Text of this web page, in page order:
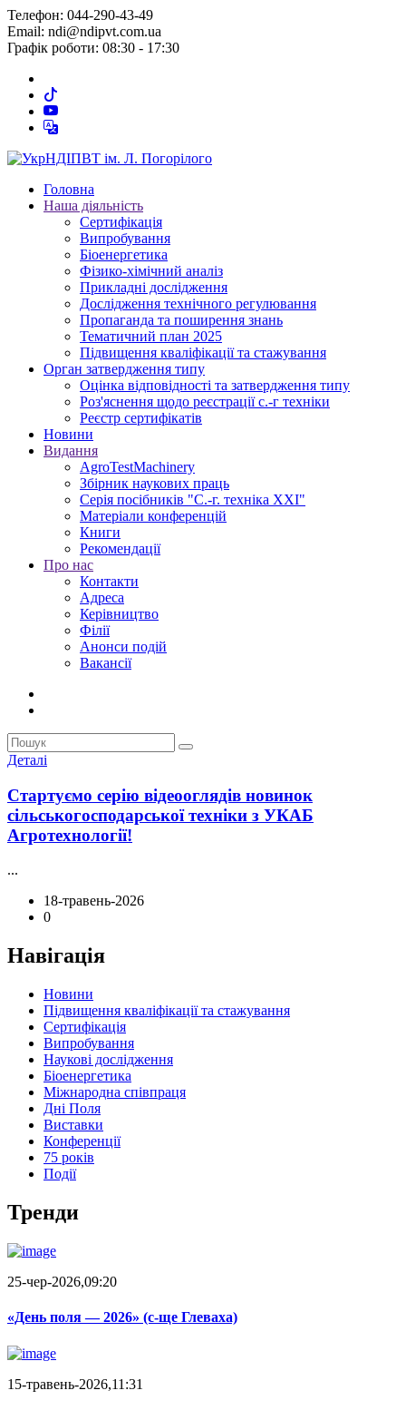
Телефон: 044-290-43-49
Email: ndi@ndipvt.com.ua
Графік роботи: 08:30 - 17:30
Головна
Наша діяльність
Сертифікація
Випробування
Біоенергетика
Фізико-хімічний аналіз
Прикладні дослідження
Дослідження технічного регулювання
Пропаганда та поширення знань
Тематичний план 2025
Підвищення кваліфікації та стажування
Орган затвердження типу
Оцінка відповідності та затвердження типу
Роз'яснення щодо реєстрації с.-г техніки
Реєстр сертифікатів
Новини
Видання
AgroTestMachinery
Збірник наукових праць
Серія посібників "С.-г. техніка XXI"
Матеріали конференцій
Книги
Рекомендації
Про нас
Контакти
Адреса
Керівництво
Філії
Анонси подій
Вакансії
Деталі
Стартуємо серію відеооглядів новинок
сільськогосподарської техніки з УКАБ
Агротехнології!
...
18-травень-2026
0
Навігація
Новини
Підвищення кваліфікації та стажування
Сертифікація
Випробування
Наукові дослідження
Біоенергетика
Міжнародна співпраця
Дні Поля
Виставки
Конференції
75 років
Події
Тренди
25-чер-2026,09:20
«День поля — 2026» (c-ще Глеваха)
15-травень-2026,11:31